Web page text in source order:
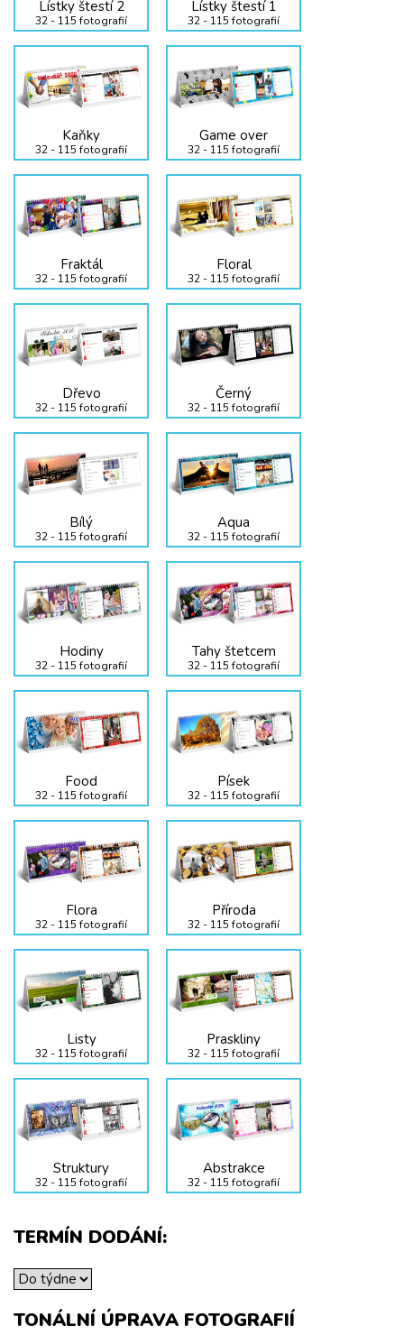
Lístky štestí 2
32 - 115 fotografií
Lístky štestí 1
32 - 115 fotografií
Kaňky
32 - 115 fotografií
Game over
32 - 115 fotografií
Fraktál
32 - 115 fotografií
Floral
32 - 115 fotografií
Dřevo
32 - 115 fotografií
Černý
32 - 115 fotografií
Bílý
32 - 115 fotografií
Aqua
32 - 115 fotografií
Hodiny
32 - 115 fotografií
Tahy štetcem
32 - 115 fotografií
Food
32 - 115 fotografií
Písek
32 - 115 fotografií
Flora
32 - 115 fotografií
Příroda
32 - 115 fotografií
Listy
32 - 115 fotografií
Praskliny
32 - 115 fotografií
Struktury
32 - 115 fotografií
Abstrakce
32 - 115 fotografií
TERMÍN DODÁNÍ:
TONÁLNÍ ÚPRAVA FOTOGRAFIÍ